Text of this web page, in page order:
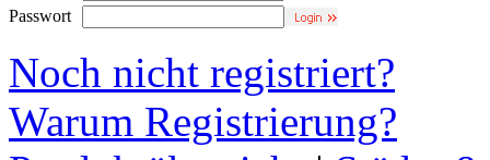
Passwort
Noch nicht registriert?
Warum Registrierung?